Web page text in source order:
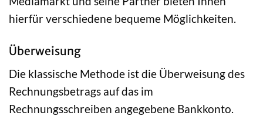
hierfür verschiedene bequeme Möglichkeiten.
Überweisung
Die klassische Methode ist die Überweisung des
Rechnungsbetrags auf das im
Rechnungsschreiben angegebene Bankkonto.